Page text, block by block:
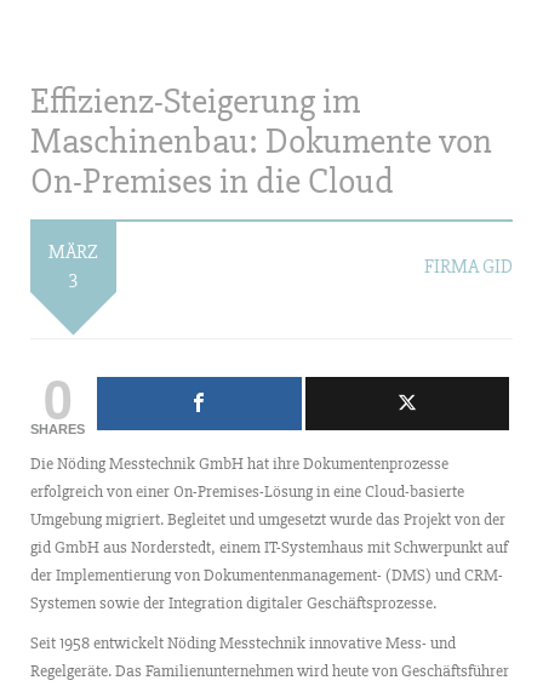
Effizienz-Steigerung im
Maschinenbau: Dokumente von
On-Premises in die Cloud
MÄRZ
3
FIRMA GID
0
SHARES
Die Nöding Messtechnik GmbH hat ihre Dokumentenprozesse
erfolgreich von einer On-Premises-Lösung in eine Cloud-basierte
Umgebung migriert. Begleitet und umgesetzt wurde das Projekt von der
gid GmbH aus Norderstedt, einem IT-Systemhaus mit Schwerpunkt auf
der Implementierung von Dokumentenmanagement- (DMS) und CRM-
Systemen sowie der Integration digitaler Geschäftsprozesse.
Seit 1958 entwickelt Nöding Messtechnik innovative Mess- und
Regelgeräte. Das Familienunternehmen wird heute von Geschäftsführer